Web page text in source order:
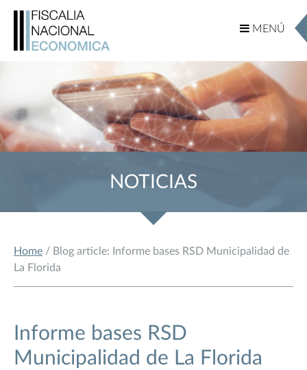
MENÚ
MENÚ
NOTICIAS
Home / Blog article: Informe bases RSD Municipalidad de
La Florida
Informe bases RSD
Municipalidad de La Florida